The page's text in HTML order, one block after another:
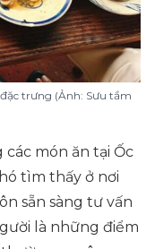
trưng (Ảnh: Sưu tầm
món ăn tại Ốc
tìm thấy ở nơi
sẵn sàng tư vấn
là những điểm